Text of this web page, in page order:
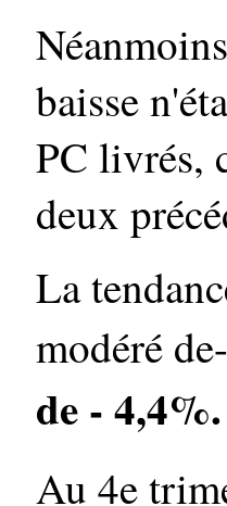
baisse
PC livrés,
deux
La
modéré
de - 4,4%.
Au 4e